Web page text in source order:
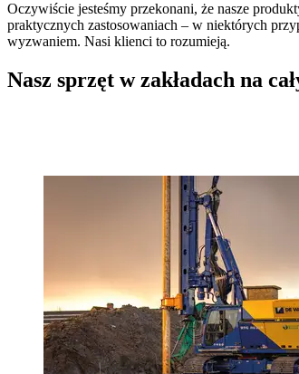
Oczywiście jesteśmy przekonani, że nasze
praktycznych zastosowaniach – w niektórych
wyzwaniem. Nasi klienci to rozumieją.
Nasz sprzęt w zakładach na